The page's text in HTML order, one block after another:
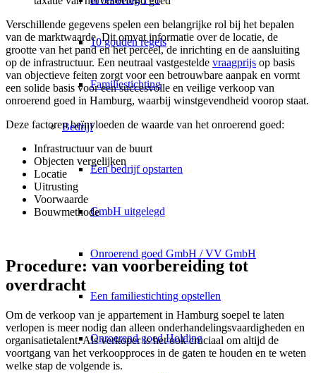
10 gouden regels
Familiestichting
Bedrijf
Een bedrijf opstarten
GmbH uitgelegd
Onroerend goed GmbH / VV GmbH
Een familiestichting opstellen
Onroerend goed Holding
Verschillende gegevens spelen een belangrijke rol bij het bepalen
van de marktwaarde. Dit omvat informatie over de locatie, de
grootte van het pand en het perceel, de inrichting en de aansluiting
op de infrastructuur. Een neutraal vastgestelde vraagprijs op basis
van objectieve feiten zorgt voor een betrouwbare aanpak en vormt
een solide basis voor een succesvolle en veilige verkoop van
onroerend goed in Hamburg, waarbij winstgevendheid voorop staat.
Deze factoren beïnvloeden de waarde van het onroerend goed:
Infrastructuur van de buurt
Objecten vergelijken
Locatie
Uitrusting
Voorwaarde
Bouwmethode
Procedure: van voorbereiding tot
overdracht
Om de verkoop van je appartement in Hamburg soepel te laten
verlopen is meer nodig dan alleen onderhandelingsvaardigheden en
organisatietalent. Als verkoper is het ook cruciaal om altijd de
voortgang van het verkoopproces in de gaten te houden en te weten
welke stap de volgende is.